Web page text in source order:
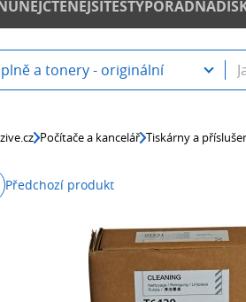
NEJČTENĚJŠÍTESTYPORADNA
a tonery - originální
Počítače a kancelář Tiskárny a
Předchozí produkt